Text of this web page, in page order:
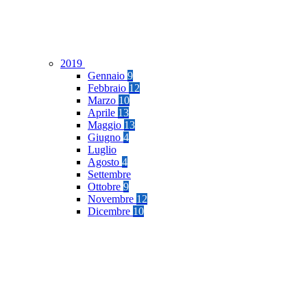
2019
Gennaio 9
Febbraio 12
Marzo 10
Aprile 13
Maggio 13
Giugno 4
Luglio
Agosto 4
Settembre
Ottobre 9
Novembre 12
Dicembre 10